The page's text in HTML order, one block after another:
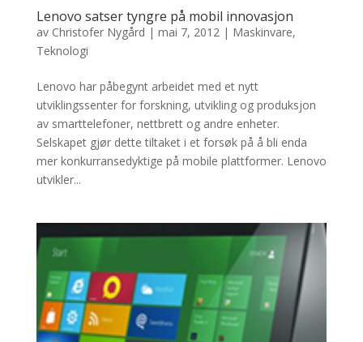
Lenovo satser tyngre på mobil innovasjon
av Christofer Nygård | mai 7, 2012| Maskinvare,
Teknologi
Lenovo har påbegynt arbeidet med et nytt
utviklingssenter for forskning, utvikling og produksjon
av smarttelefoner, nettbrett og andre enheter.
Selskapet gjør dette tiltaket i et forsøk på å bli enda
mer konkurransedyktige på mobile plattformer. Lenovo
utvikler...